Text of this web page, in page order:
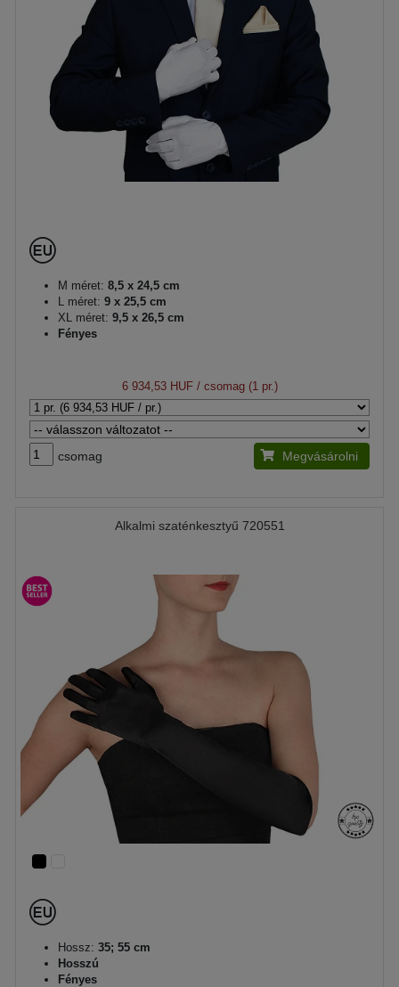
M méret: 8,5 x 24,5 cm
L méret: 9 x 25,5 cm
XL méret: 9,5 x 26,5 cm
Fényes
6 934,53 HUF/ csomag (1 pr.)
csomag Megvásárolni
Alkalmi szaténkesztyű 720551
Hossz: 35; 55 cm
Hosszú
Fényes